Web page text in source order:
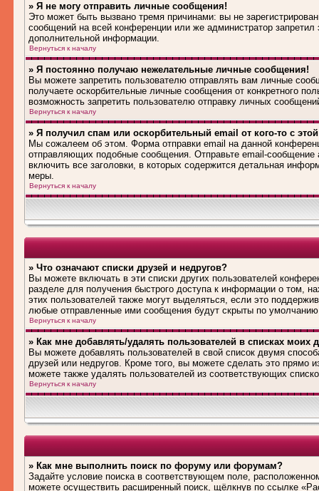
» Я не могу отправить личные сообщения!
Это может быть вызвано тремя причинами: вы не
сообщений на всей конференции или же администратор
дополнительной информации.
Вернуться к началу
» Я постоянно получаю нежелательные личные сообщения!
Вы можете запретить пользователю отправлять вам личные
получаете оскорбительные личные сообщения от конкретного
возможность запретить пользователю отправку личных
Вернуться к началу
» Я получил спам или оскорбительный email от кого-то с
Мы сожалеем об этом. Форма отправки email на данной
отправляющих подобные сообщения. Отправьте email-
включить все заголовки, в которых содержится детальная
меры.
Вернуться к началу
» Что означают списки друзей и недругов?
Вы можете включать в эти списки других пользователей
разделе для получения быстрого доступа к информации о том,
этих пользователей также могут выделяться, если это
любые отправленные ими сообщения будут скрыты по
Вернуться к началу
» Как мне добавлять/удалять пользователей в списках моих
Вы можете добавлять пользователей в свой список двумя
друзей или недругов. Кроме того, вы можете сделать это прямо
можете также удалять пользователей из соответствующих
Вернуться к началу
» Как мне выполнить поиск по форуму или форумам?
Задайте условие поиска в соответствующем поле,
можете осуществить расширенный поиск, щёлкнув по ссылке